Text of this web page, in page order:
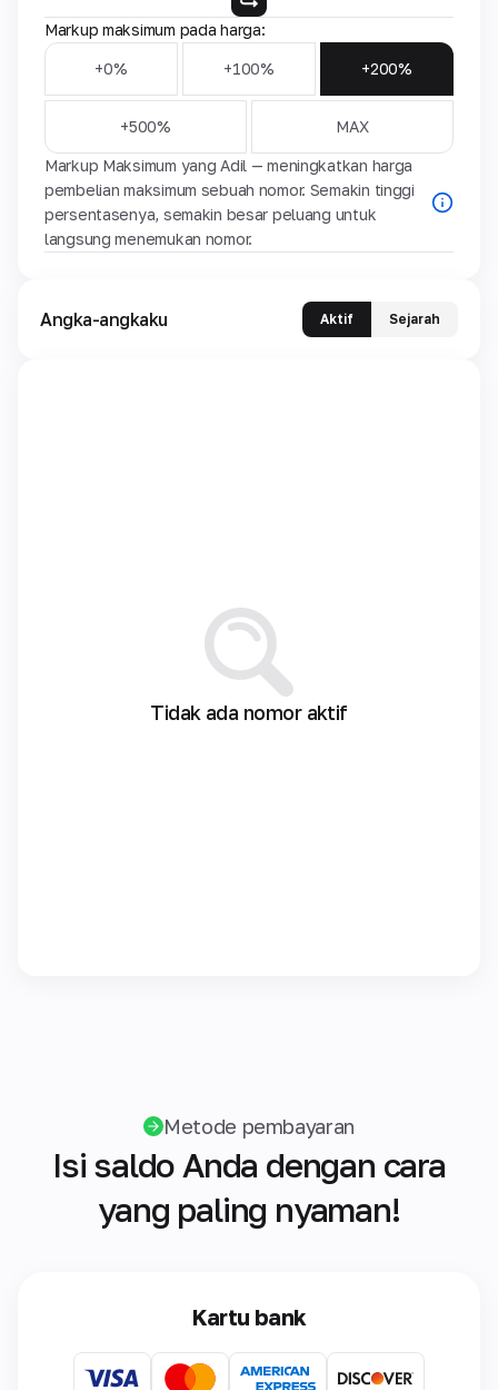
Markup maksimum pada harga:
+0% +100% +200%
+500% MAX
Markup Maksimum yang Adil — meningkatkan harga
pembelian maksimum sebuah nomor. Semakin tinggi
persentasenya, semakin besar peluang untuk
langsung menemukan nomor.
Angka-angkaku Aktif Sejarah
Tidak ada nomor aktif
Metode pembayaran
Isi saldo Anda dengan cara
yang paling nyaman!
Kartu bank